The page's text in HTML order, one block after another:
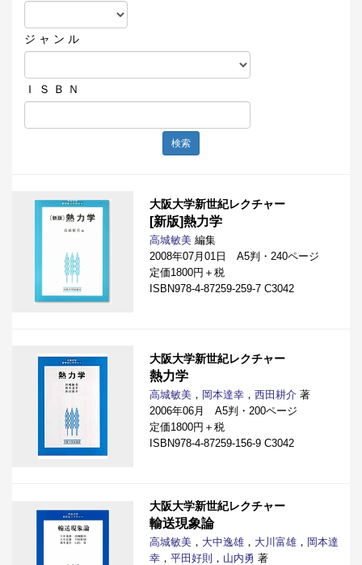
ジ ャ ン ル
Ｉ Ｓ Ｂ Ｎ
検索
大阪大学新世紀レクチャー
[新版]熱力学
高城敏美 編集
2008年07月01日 A5判・240ページ
定価1800円＋税
ISBN978-4-87259-259-7 C3042
大阪大学新世紀レクチャー
熱力学
高城敏美 ， 岡本達幸 ， 西田耕介 著
2006年06月 A5判・200ページ
定価1800円＋税
ISBN978-4-87259-156-9 C3042
大阪大学新世紀レクチャー
輸送現象論
高城敏美 ， 大中逸雄 ， 大川富雄 ， 岡本達
幸 ， 平田好則 ， 山内勇 著